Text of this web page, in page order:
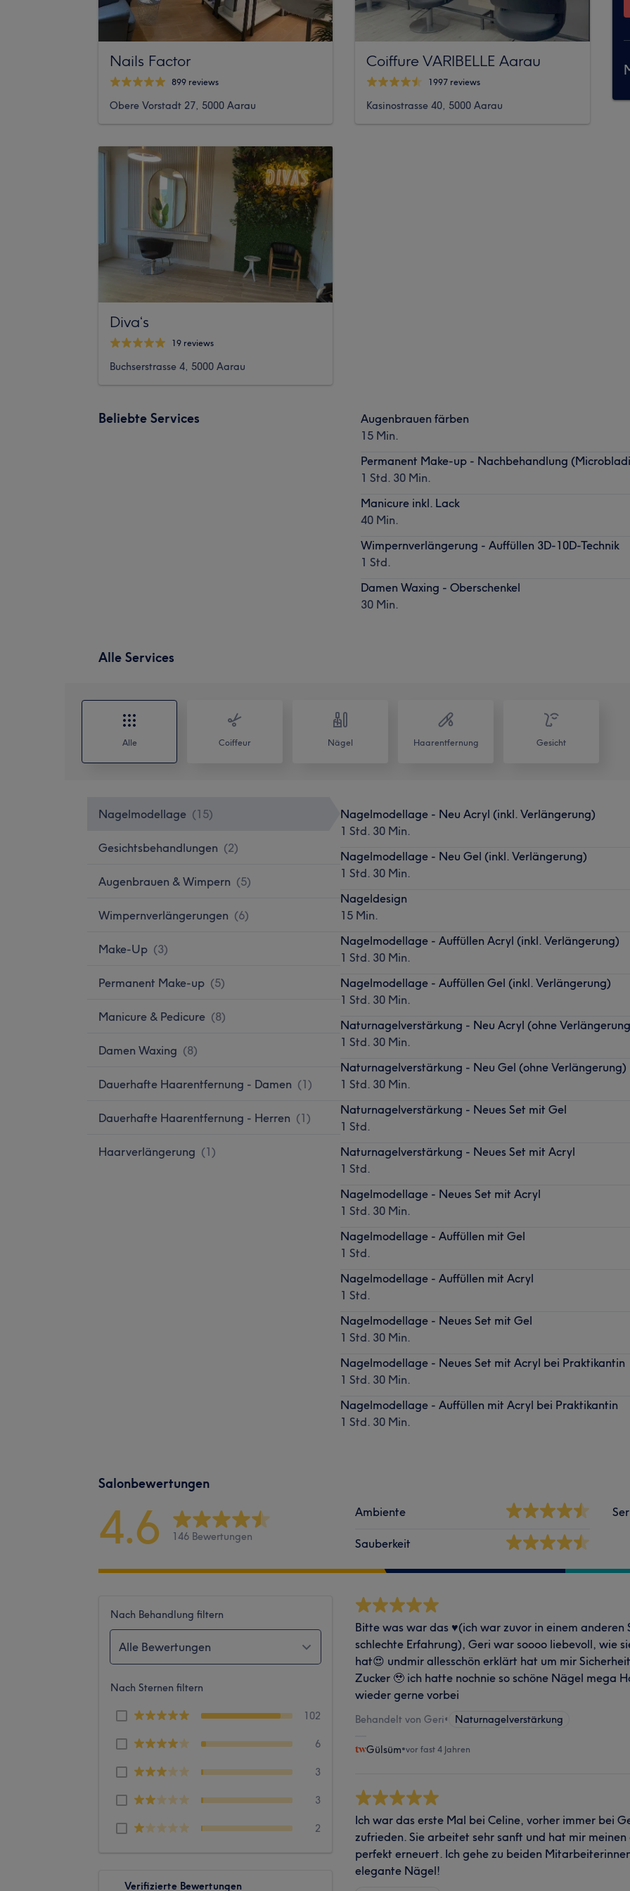
Nails Factor
899 reviews
Obere Vorstadt 27, 5000 Aarau
Diva‘s
19 reviews
Buchserstrasse 4, 5000 Aarau
Coiffure VARIBELLE Aarau
1997 reviews
Kasinostrasse 40, 5000 Aarau
Beliebte Services
Augenbrauen färben
15 Min.
Permanent Make-up - Nachbehandlung
1 Std. 30 Min.
Manicure inkl. Lack
40 Min.
Wimpernverlängerung - Auffüllen 3D-10D-Technik
1 Std.
Damen Waxing - Oberschenkel
30 Min.
Alle Services
Alle Coiffeur Nägel Haarentfernung Gesicht
Nagelmodellage (15)
Gesichtsbehandlungen (2)
Augenbrauen & Wimpern (5)
Wimpernverlängerungen (6)
Make-Up (3)
Permanent Make-up (5)
Manicure & Pedicure (8)
Damen Waxing (8)
Dauerhafte Haarentfernung - Damen (1)
Dauerhafte Haarentfernung - Herren (1)
Haarverlängerung (1)
Nagelmodellage - Neu Acryl (inkl. Verlängerung)
1 Std. 30 Min.
Nagelmodellage - Neu Gel (inkl. Verlängerung)
1 Std. 30 Min.
Nageldesign
15 Min.
Nagelmodellage - Auffüllen Acryl (inkl. Verlängerung)
1 Std. 30 Min.
Nagelmodellage - Auffüllen Gel (inkl. Verlängerung)
1 Std. 30 Min.
Naturnagelverstärkung - Neu Acryl (ohne
1 Std. 30 Min.
Naturnagelverstärkung - Neu Gel (ohne Verlängerung)
1 Std. 30 Min.
Naturnagelverstärkung - Neues Set mit Gel
1 Std.
Naturnagelverstärkung - Neues Set mit Acryl
1 Std.
Nagelmodellage - Neues Set mit Acryl
1 Std. 30 Min.
Nagelmodellage - Auffüllen mit Gel
1 Std.
Nagelmodellage - Auffüllen mit Acryl
1 Std.
Nagelmodellage - Neues Set mit Gel
1 Std. 30 Min.
Nagelmodellage - Neues Set mit Acryl bei Praktikantin
1 Std. 30 Min.
Nagelmodellage - Auffüllen mit Acryl bei Praktikantin
1 Std. 30 Min.
Salonbewertungen
4.6 146 Bewertungen
Ambiente
Sauberkeit
Nach Behandlung filtern
Alle Bewertungen
Nach Sternen filtern
102
6
3
3
2
Verifizierte Bewertungen
Bitte was war das ♥️(ich war zuvor in einem anderen
schlechte Erfahrung), Geri war soooo liebevoll, wie
hat😍 undmir allesschön erklärt hat um mir
Zucker 🥹 ich hatte nochnie so schöne Nägel mega
wieder gerne vorbei
Behandelt von Geri• Naturnagelverstärkung
Gülsüm•vor fast 4 Jahren
Ich war das erste Mal bei Celine, vorher immer bei
zufrieden. Sie arbeitet sehr sanft und hat mir
perfekt erneuert. Ich gehe zu beiden
elegante Nägel!